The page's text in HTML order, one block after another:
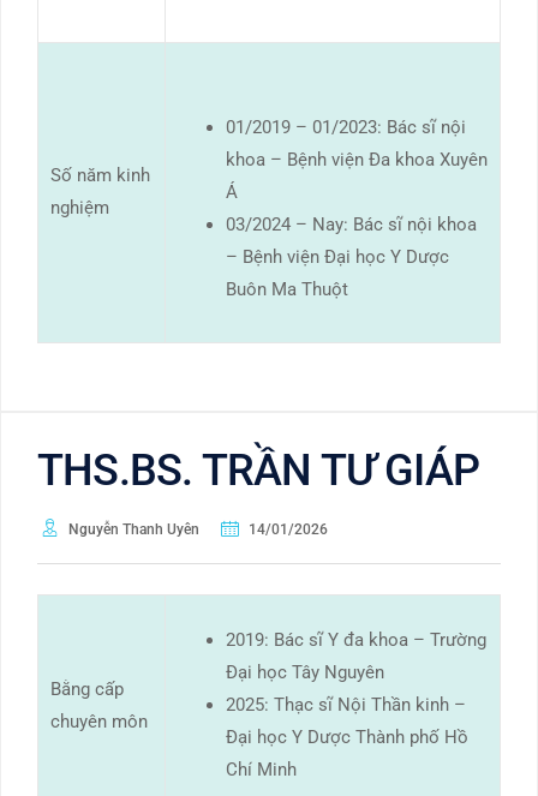
Số năm kinh
nghiệm
01/2019 – 01/2023: Bác sĩ nội
khoa – Bệnh viện Đa khoa Xuyên
Á
03/2024 – Nay: Bác sĩ nội khoa
– Bệnh viện Đại học Y Dược
Buôn Ma Thuột
THS.BS. TRẦN TƯ GIÁP
Nguyễn Thanh Uyên 14/01/2026
Bằng cấp
chuyên môn
2019: Bác sĩ Y đa khoa – Trường
Đại học Tây Nguyên
2025: Thạc sĩ Nội Thần kinh –
Đại học Y Dược Thành phố Hồ
Chí Minh